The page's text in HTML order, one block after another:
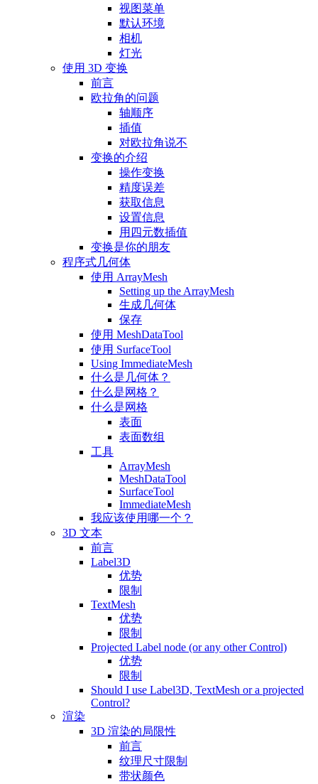
视图菜单
默认环境
相机
灯光
使用 3D 变换
前言
欧拉角的问题
轴顺序
插值
对欧拉角说不
变换的介绍
操作变换
精度误差
获取信息
设置信息
用四元数插值
变换是你的朋友
程序式几何体
使用 ArrayMesh
Setting up the ArrayMesh
生成几何体
保存
使用 MeshDataTool
使用 SurfaceTool
Using ImmediateMesh
什么是几何体？
什么是网格？
什么是网格
表面
表面数组
工具
ArrayMesh
MeshDataTool
SurfaceTool
ImmediateMesh
我应该使用哪一个？
3D 文本
前言
Label3D
优势
限制
TextMesh
优势
限制
Projected Label node (or any other Control)
优势
限制
Should I use Label3D, TextMesh or a projected
Control?
渲染
3D 渲染的局限性
前言
纹理尺寸限制
带状颜色